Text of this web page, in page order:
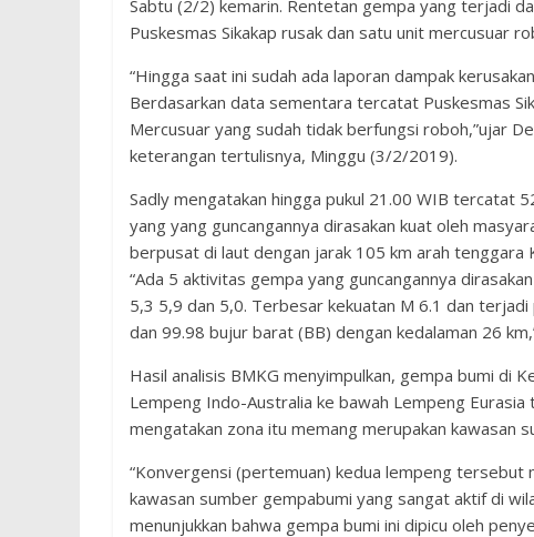
Sabtu (2/2) kemarin. Rentetan gempa yang terjadi
Puskesmas Sikakap rusak dan satu unit mercusuar
“Hingga saat ini sudah ada laporan dampak
Berdasarkan data sementara tercatat Puskesmas
Mercusuar yang sudah tidak berfungsi roboh,”ujar
keterangan tertulisnya, Minggu (3/2/2019).
Sadly mengatakan hingga pukul 21.00 WIB tercatat
yang yang guncangannya dirasakan kuat oleh
berpusat di laut dengan jarak 105 km arah tenggara
“Ada 5 aktivitas gempa yang guncangannya
5,3 5,9 dan 5,0. Terbesar kekuatan M 6.1 dan
dan 99.98 bujur barat (BB) dengan kedalaman 26
Hasil analisis BMKG menyimpulkan, gempa bumi di
Lempeng Indo-Australia ke bawah Lempeng
mengatakan zona itu memang merupakan kawasan
“Konvergensi (pertemuan) kedua lempeng tersebut
kawasan sumber gempabumi yang sangat aktif di
menunjukkan bahwa gempa bumi ini dipicu oleh